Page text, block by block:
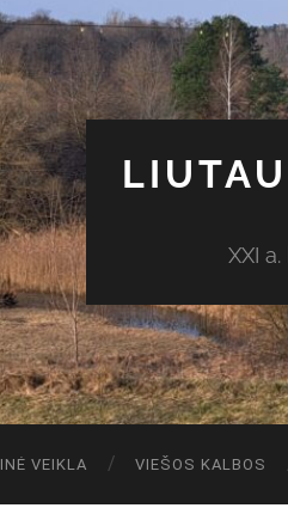
XXI
VEIKLA VIEŠOS KALBOS